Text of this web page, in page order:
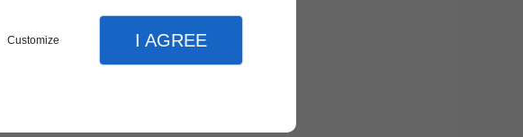
Customize I AGREE